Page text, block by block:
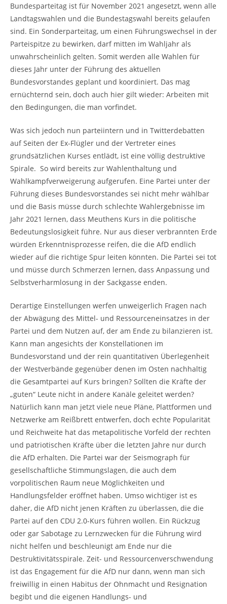
Bundesparteitag ist für November 2021 angesetzt, wenn alle
Landtagswahlen und die Bundestagswahl bereits gelaufen
sind. Ein Sonderparteitag, um einen Führungswechsel in der
Parteispitze zu bewirken, darf mitten im Wahljahr als
unwahrscheinlich gelten. Somit werden alle Wahlen für
dieses Jahr unter der Führung des aktuellen
Bundesvorstandes geplant und koordiniert. Das mag
ernüchternd sein, doch auch hier gilt wieder: Arbeiten mit
den Bedingungen, die man vorfindet.
Was sich jedoch nun parteiintern und in Twitterdebatten
auf Seiten der Ex-Flügler und der Vertreter eines
grundsätzlichen Kurses entlädt, ist eine völlig destruktive
Spirale. So wird bereits zur Wahlenthaltung und
Wahlkampfverweigerung aufgerufen. Eine Partei unter der
Führung dieses Bundesvorstandes sei nicht mehr wählbar
und die Basis müsse durch schlechte Wahlergebnisse im
Jahr 2021 lernen, dass Meuthens Kurs in die politische
Bedeutungslosigkeit führe. Nur aus dieser verbrannten Erde
würden Erkenntnisprozesse reifen, die die AfD endlich
wieder auf die richtige Spur leiten könnten. Die Partei sei tot
und müsse durch Schmerzen lernen, dass Anpassung und
Selbstverharmlosung in der Sackgasse enden.
Derartige Einstellungen werfen unweigerlich Fragen nach
der Abwägung des Mittel- und Ressourceneinsatzes in der
Partei und dem Nutzen auf, der am Ende zu bilanzieren ist.
Kann man angesichts der Konstellationen im
Bundesvorstand und der rein quantitativen Überlegenheit
der Westverbände gegenüber denen im Osten nachhaltig
die Gesamtpartei auf Kurs bringen? Sollten die Kräfte der
„guten“ Leute nicht in andere Kanäle geleitet werden?
Natürlich kann man jetzt viele neue Pläne, Plattformen und
Netzwerke am Reißbrett entwerfen, doch echte Popularität
und Reichweite hat das metapolitische Vorfeld der rechten
und patriotischen Kräfte über die letzten Jahre nur durch
die AfD erhalten. Die Partei war der Seismograph für
gesellschaftliche Stimmungslagen, die auch dem
vorpolitischen Raum neue Möglichkeiten und
Handlungsfelder eröffnet haben. Umso wichtiger ist es
daher, die AfD nicht jenen Kräften zu überlassen, die die
Partei auf den CDU 2.0-Kurs führen wollen. Ein Rückzug
oder gar Sabotage zu Lernzwecken für die Führung wird
nicht helfen und beschleunigt am Ende nur die
Destruktivitätsspirale. Zeit- und Ressourcenverschwendung
ist das Engagement für die AfD nur dann, wenn man sich
freiwillig in einen Habitus der Ohnmacht und Resignation
begibt und die eigenen Handlungs- und